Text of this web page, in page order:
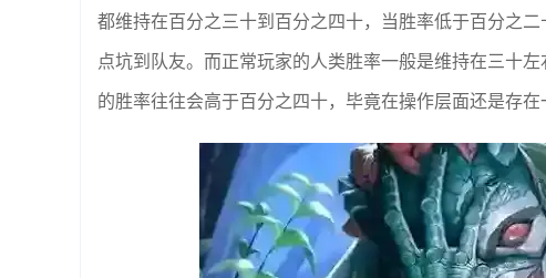
都维持在百分之三十到百分之四十，当胜率低于百分之
点坑到队友。而正常玩家的人类胜率一般是维持在三十
的胜率往往会高于百分之四十，毕竟在操作层面还是存在